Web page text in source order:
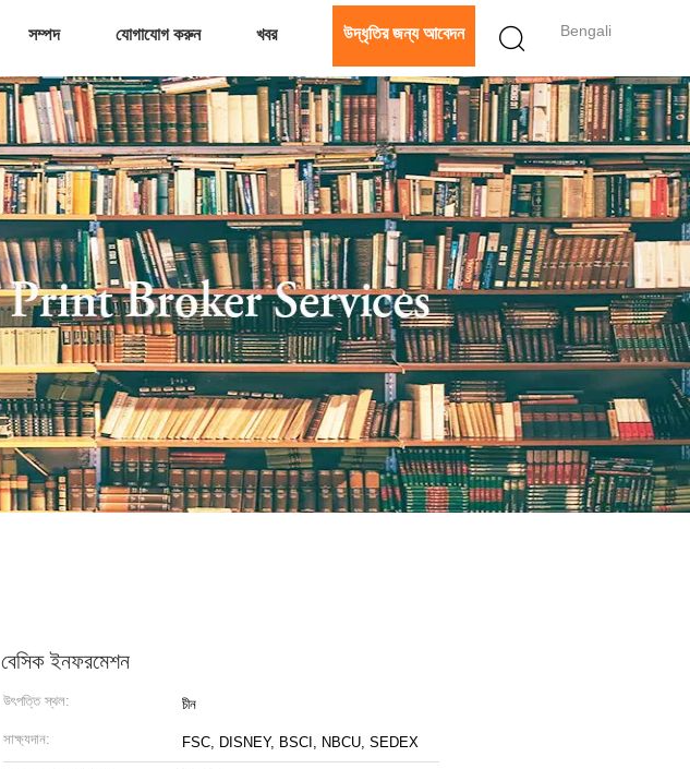
Bengali
সম্পদ যোগাযোগ করুন খবর উদ্ধৃতির জন্য আবেদন
বেসিক ইনফরমেশন
উৎপত্তি স্থল: চীন
সাক্ষ্যদান: FSC, DISNEY, BSCI, NBCU, SEDEX